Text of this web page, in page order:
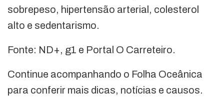
sobrepeso, hipertensão arterial, colesterol
alto e sedentarismo.
Fonte: ND+, g1 e Portal O Carreteiro.
Continue acompanhando o Folha Oceânica
para conferir mais dicas, notícias e causos.